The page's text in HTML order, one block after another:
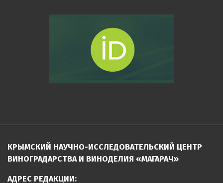
КРЫМСКИЙ НАУЧНО-ИССЛЕДОВАТЕЛЬСКИЙ ЦЕНТР
ВИНОГРАДАРСТВА И ВИНОДЕЛИЯ «МАГАРАЧ»
АДРЕС РЕДАКЦИИ: